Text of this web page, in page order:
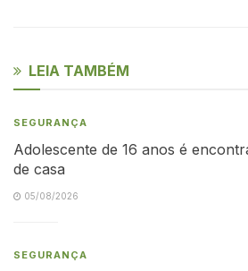
LEIA TAMBÉM
SEGURANÇA
Adolescente de 16 anos é
de casa
05/08/2026
SEGURANÇA